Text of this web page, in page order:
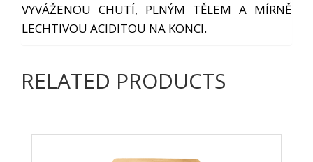
VYVÁŽENOU CHUTÍ, PLNÝM TĚLEM A MÍRNĚ
LECHTIVOU ACIDITOU NA KONCI.
RELATED PRODUCTS